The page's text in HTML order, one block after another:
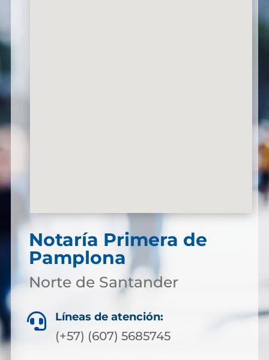
Notaría Primera de
Pamplona
Norte de Santander
 Líneas de atención:
(+57) (607) 5685745